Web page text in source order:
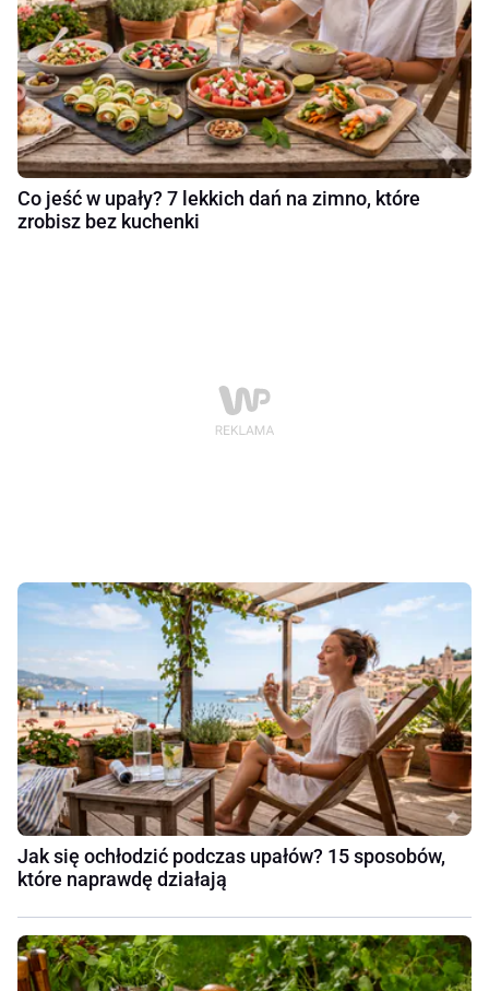
Co jeść w upały? 7 lekkich dań na zimno, które
zrobisz bez kuchenki
Jak się ochłodzić podczas upałów? 15 sposobów,
które naprawdę działają